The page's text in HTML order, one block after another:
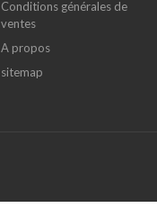
Conditions générales de
ventes
A propos
sitemap